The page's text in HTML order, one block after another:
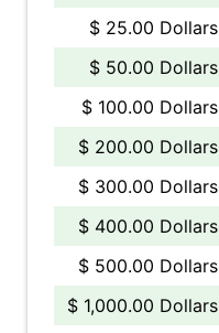
$ 25.00 Dollars
$ 50.00 Dollars
$ 100.00 Dollars
$ 200.00 Dollars
$ 300.00 Dollars
$ 400.00 Dollars
$ 500.00 Dollars
$ 1,000.00 Dollars